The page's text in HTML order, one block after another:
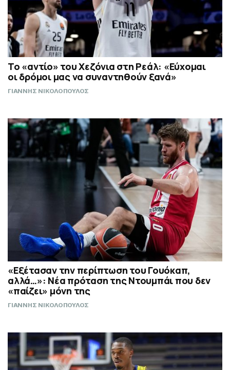
Το «αντίο» του Χεζόνια στη Ρεάλ: «Εύχομαι
οι δρόμοι μας να συναντηθούν ξανά»
ΓΙΑΝΝΗΣ ΝΙΚΟΛΟΠΟΥΛΟΣ
«Εξέτασαν την περίπτωση του Γουόκαπ,
αλλά…»: Νέα πρόταση της Ντουμπάι που δεν
«παίζει» μόνη της
ΓΙΑΝΝΗΣ ΝΙΚΟΛΟΠΟΥΛΟΣ